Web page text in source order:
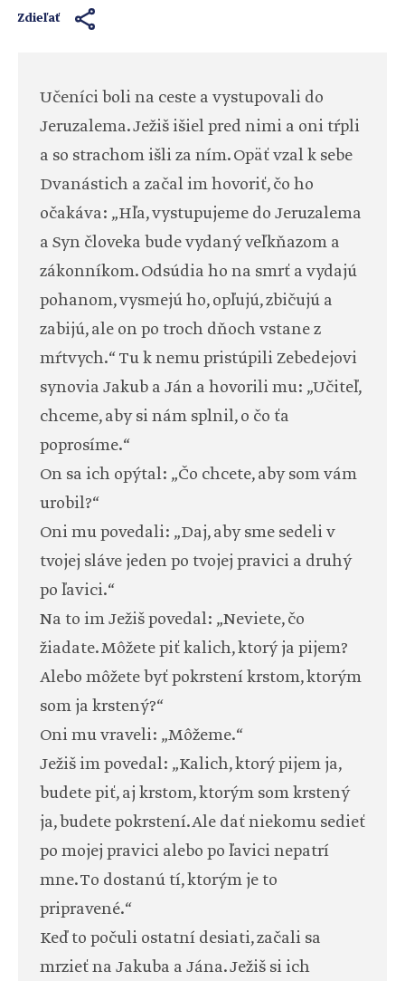
Zdieľať
Učeníci boli na ceste a vystupovali do
Jeruzalema. Ježiš išiel pred nimi a oni tŕpli
a so strachom išli za ním. Opäť vzal k sebe
Dvanástich a začal im hovoriť, čo ho
očakáva: „Hľa, vystupujeme do Jeruzalema
a Syn človeka bude vydaný veľkňazom a
zákonníkom. Odsúdia ho na smrť a vydajú
pohanom, vysmejú ho, opľujú, zbičujú a
zabijú, ale on po troch dňoch vstane z
mŕtvych.“ Tu k nemu pristúpili Zebedejovi
synovia Jakub a Ján a hovorili mu: „Učiteľ,
chceme, aby si nám splnil, o čo ťa
poprosíme.“
On sa ich opýtal: „Čo chcete, aby som vám
urobil?“
Oni mu povedali: „Daj, aby sme sedeli v
tvojej sláve jeden po tvojej pravici a druhý
po ľavici.“
Na to im Ježiš povedal: „Neviete, čo
žiadate. Môžete piť kalich, ktorý ja pijem?
Alebo môžete byť pokrstení krstom, ktorým
som ja krstený?“
Oni mu vraveli: „Môžeme.“
Ježiš im povedal: „Kalich, ktorý pijem ja,
budete piť, aj krstom, ktorým som krstený
ja, budete pokrstení. Ale dať niekomu sedieť
po mojej pravici alebo po ľavici nepatrí
mne. To dostanú tí, ktorým je to
pripravené.“
Keď to počuli ostatní desiati, začali sa
mrzieť na Jakuba a Jána. Ježiš si ich